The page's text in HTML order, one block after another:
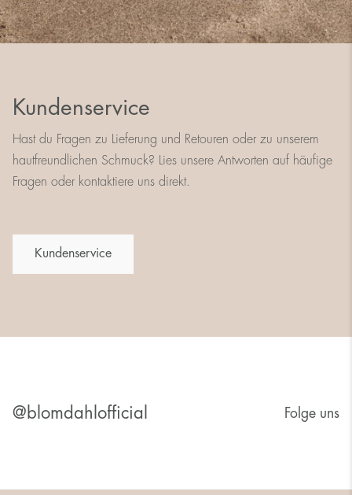
Kundenservice
Hast du Fragen zu Lieferung und Retouren oder zu unserem
hautfreundlichen Schmuck? Lies unsere Antworten auf häufige
Fragen oder kontaktiere uns direkt.
Kundenservice
@blomdahlofficial Folge uns